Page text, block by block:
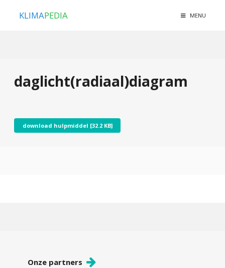
KLIMAPEDIA MENU
daglicht(radiaal)diagram
download hulpmiddel [32.2 KB]
Onze partners